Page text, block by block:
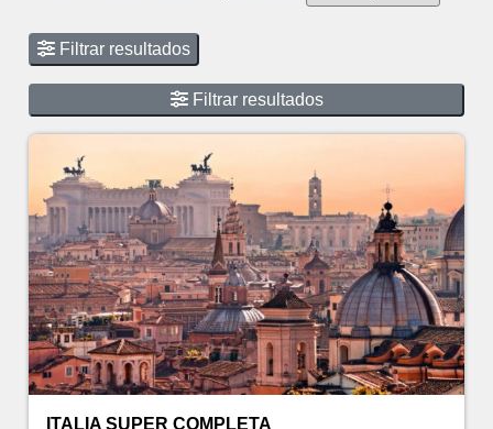
Filtrar resultados
Filtrar resultados
ITALIA SUPER COMPLETA